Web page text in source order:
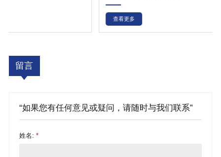
留言
“如果您有任何意见或疑问，请随时与我们联系”
姓名:*